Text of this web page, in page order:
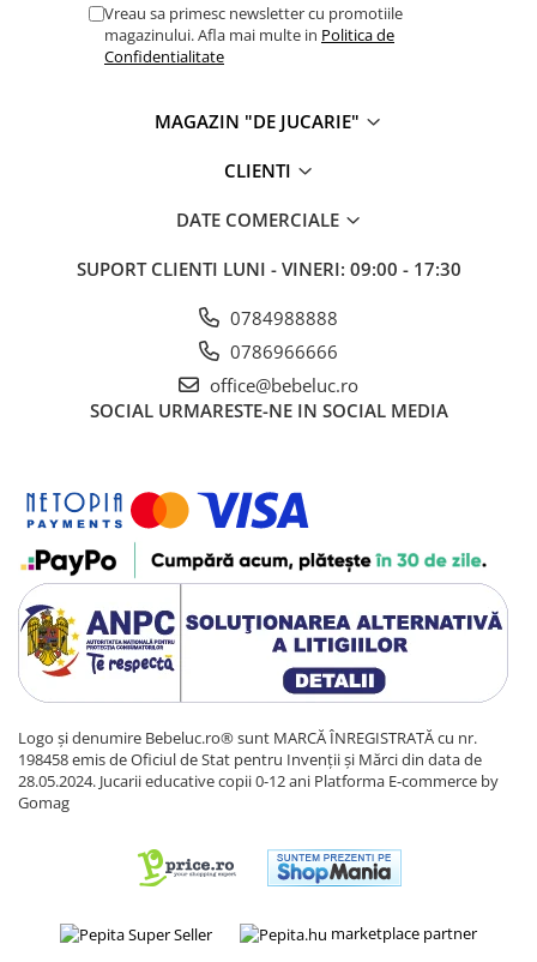
Cadou copii 11 ani
Cadou copii 12 ani
Etui Ochelari
Cutiuta metalica
Accesorii bebelusi
Olita bebe
Veioza copii
Decoratiuni camera copilului
Produse de Curatenie
Trotinete copii
Jucarii curte
Trambulina copii
Vreau sa primesc newsletter cu promotiile
magazinului. Afla mai multe in Politica de
Confidentialitate
MAGAZIN "DE JUCARIE"
CLIENTI
DATE COMERCIALE
SUPORT CLIENTI LUNI - VINERI: 09:00 - 17:30
0784988888
0786966666
office@bebeluc.ro
SOCIAL URMARESTE-NE IN SOCIAL MEDIA
Logo și denumire Bebeluc.ro® sunt MARCĂ ÎNREGISTRATĂ cu nr.
198458 emis de Oficiul de Stat pentru Invenții și Mărci din data de
28.05.2024. Jucarii educative copii 0-12 ani Platforma E-commerce by
Gomag
marketplace partner